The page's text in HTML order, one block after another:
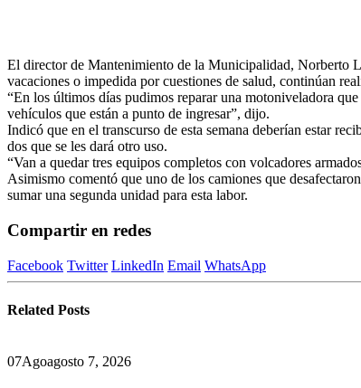
El director de Mantenimiento de la Municipalidad, Norberto
vacaciones o impedida por cuestiones de salud, continúan
“En los últimos días pudimos reparar una motoniveladora
vehículos que están a punto de ingresar”, dijo.
Indicó que en el transcurso de esta semana deberían estar
dos que se les dará otro uso.
“Van a quedar tres equipos completos con volcadores
Asimismo comentó que uno de los camiones que
sumar una segunda unidad para esta labor.
Compartir en redes
Facebook Twitter LinkedIn Email WhatsApp
Related Posts
07Agoagosto 7, 2026